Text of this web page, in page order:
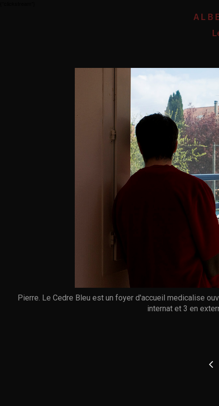
Pierre. Le Cedre Bleu est un foyer d'accueil medicalise
internat et 3 en